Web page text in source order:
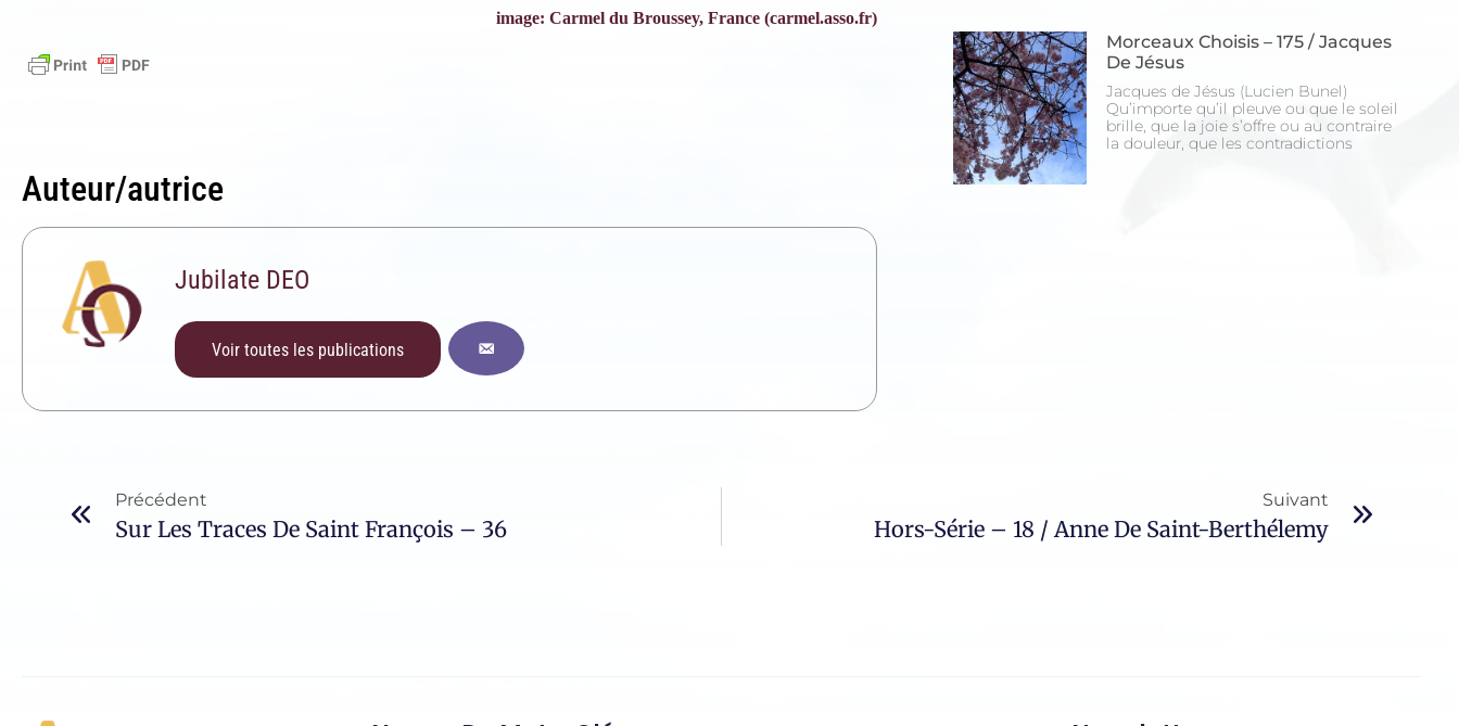
image: Carmel du Broussey, France (carmel.asso.fr)
Auteur/autrice
Jubilate DEO
Voir toutes les publications
Morceaux Choisis – 175 / Jacques
De Jésus
Jacques de Jésus (Lucien Bunel)
Qu’importe qu’il pleuve ou que le soleil
brille, que la joie s’offre ou au contraire
la douleur, que les contradictions
Précédent
Sur Les Traces De Saint François – 36
Suivant
Hors-Série – 18 / Anne De Saint-Berthélemy